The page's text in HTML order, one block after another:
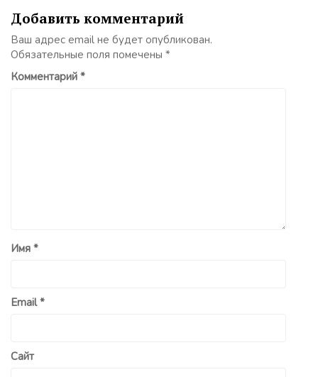
Добавить комментарий
Ваш адрес email не будет опубликован.
Обязательные поля помечены *
Комментарий *
Имя *
Email*
Сайт